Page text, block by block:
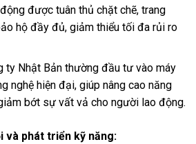
được tuân thủ chặt chẽ, trang
hộ đầy đủ, giảm thiểu tối đa rủi ro
ty Nhật Bản thường đầu tư vào máy
nghệ hiện đại, giúp nâng cao năng
bớt sự vất vả cho người lao động.
và phát triển kỹ năng: